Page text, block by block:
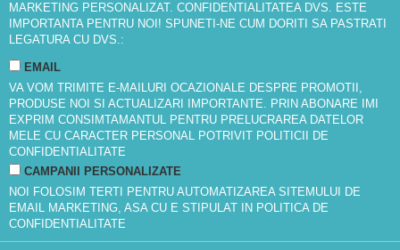
MARKETING PERSONALIZAT. CONFIDENTIALITATEA DVS. ESTE
IMPORTANTA PENTRU NOI! SPUNETI-NE CUM DORITI SA PASTRATI
LEGATURA CU DVS.:
EMAIL
VA VOM TRIMITE E-MAILURI OCAZIONALE DESPRE PROMOTII,
PRODUSE NOI SI ACTUALIZARI IMPORTANTE. PRIN ABONARE IMI
EXPRIM CONSIMTAMANTUL PENTRU PRELUCRAREA DATELOR
MELE CU CARACTER PERSONAL POTRIVIT POLITICII DE
CONFIDENTIALITATE
CAMPANII PERSONALIZATE
NOI FOLOSIM TERTI PENTRU AUTOMATIZAREA SITEMULUI DE
EMAIL MARKETING, ASA CU E STIPULAT IN POLITICA DE
CONFIDENTIALITATE